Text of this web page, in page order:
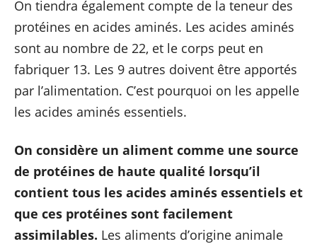
On tiendra également compte de la teneur des
protéines en acides aminés. Les acides aminés
sont au nombre de 22, et le corps peut en
fabriquer 13. Les 9 autres doivent être apportés
par l’alimentation. C’est pourquoi on les appelle
les acides aminés essentiels.
On considère un aliment comme une source
de protéines de haute qualité lorsqu’il
contient tous les acides aminés essentiels et
que ces protéines sont facilement
assimilables. Les aliments d’origine animale